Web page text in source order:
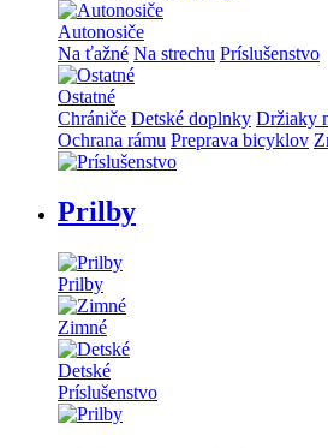
Autonosiče
Na ťažné Na strechu Príslušenstvo
Ostatné
Chrániče Detské doplnky Držiaky
Ochrana rámu Preprava bicyklov
Prilby
Prilby
Zimné
Detské
Príslušenstvo